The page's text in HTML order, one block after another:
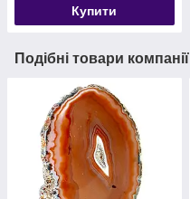
Купити
Подібні товари компанії